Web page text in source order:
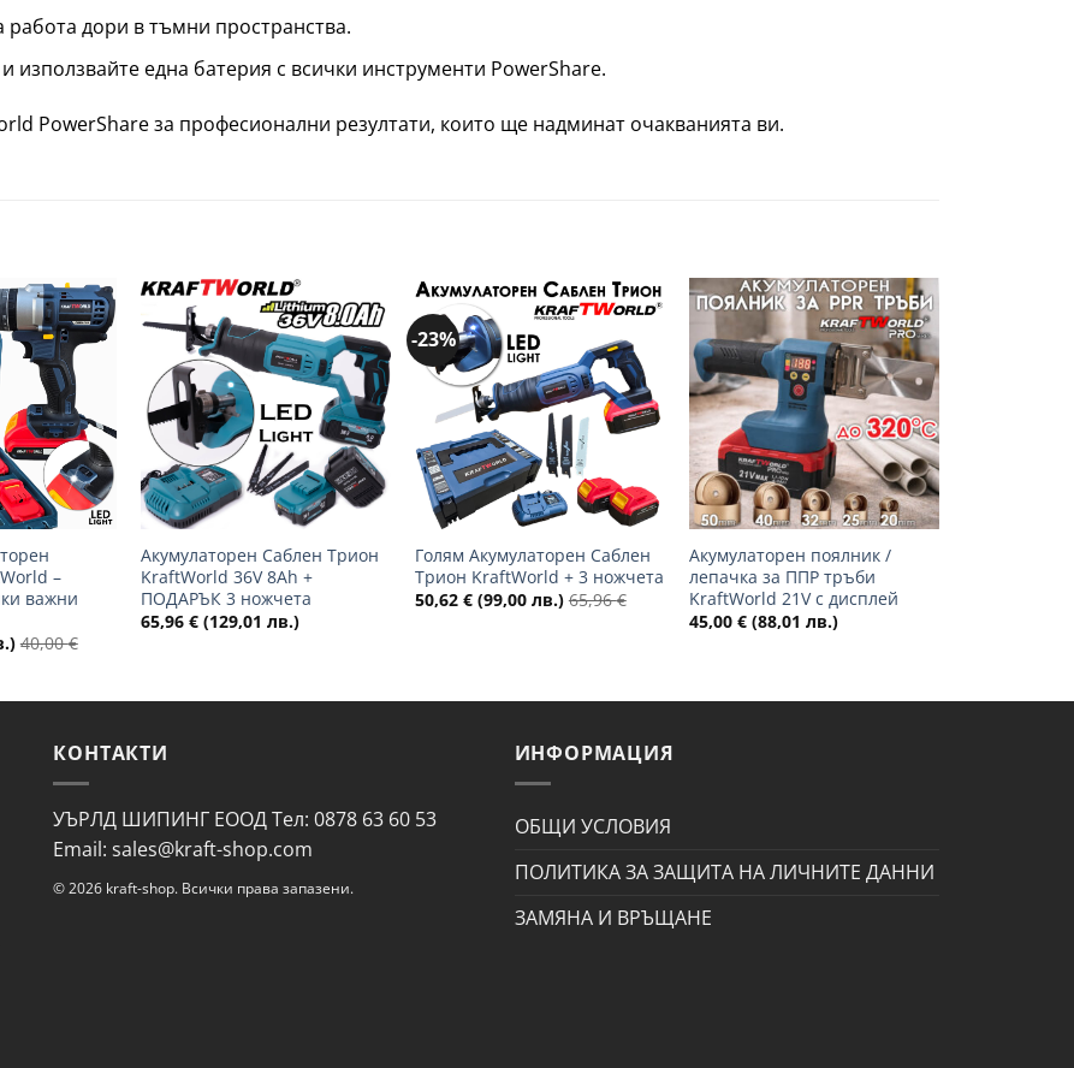
работа дори в тъмни пространства.
използвайте една батерия с всички инструменти PowerShare.
PowerShare за професионални резултати, които ще надминат очакванията ви.
Добави
в
желани
–
важни
40,00€
Добави
желани
+
Акумулаторен Саблен Трион
KraftWorld 36V 8Ah +
ПОДАРЪК 3 ножчета
65,96 € (129,01 лв.)
-23%
Добави
в
желани
+
Голям Акумулаторен Саблен
Трион KraftWorld + 3 ножчета
50,62 € (99,00 лв.) 65,96€
Добави
в
желани
+
Акумулаторен поялник /
лепачка за ППР тръби
KraftWorld 21V с дисплей
45,00 € (88,01 лв.)
КОНТАКТИ
УЪРЛД ШИПИНГ ЕООД Тел: 0878 63 60 53
Email: sales@kraft-shop.com
© 2026 kraft-shop. Всички права запазени.
ИНФОРМАЦИЯ
ОБЩИ УСЛОВИЯ
ПОЛИТИКА ЗА ЗАЩИТА НА ЛИЧНИТЕ ДАННИ
ЗАМЯНА И ВРЪЩАНЕ